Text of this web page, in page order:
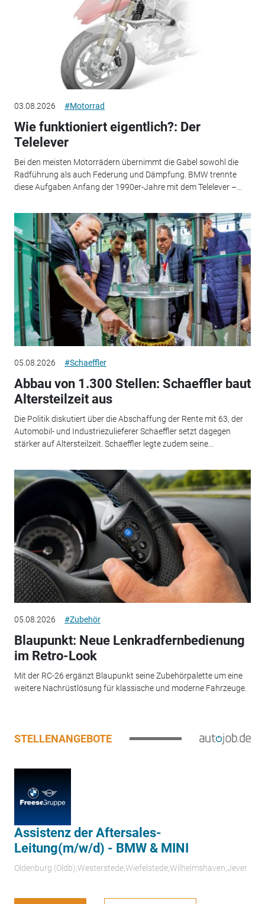
03.08.2026 #Motorrad
Wie funktioniert eigentlich?: Der
Telelever
Bei den meisten Motorrädern übernimmt die Gabel sowohl die
Radführung als auch Federung und Dämpfung. BMW trennte
diese Aufgaben Anfang der 1990er-Jahre mit dem Telelever –...
05.08.2026 #Schaeffler
Abbau von 1.300 Stellen: Schaeffler baut
Altersteilzeit aus
Die Politik diskutiert über die Abschaffung der Rente mit 63, der
Automobil- und Industriezulieferer Schaeffler setzt dagegen
stärker auf Altersteilzeit. Schaeffler legte zudem seine...
05.08.2026 #Zubehör
Blaupunkt: Neue Lenkradfernbedienung
im Retro-Look
Mit der RC-26 ergänzt Blaupunkt seine Zubehörpalette um eine
weitere Nachrüstlösung für klassische und moderne Fahrzeuge.
STELLENANGEBOTE
Assistenz der Aftersales-
Leitung(m/w/d) - BMW & MINI
Oldenburg (Oldb);Westerstede;Wiefelstede;Wilhelmshaven;Jever